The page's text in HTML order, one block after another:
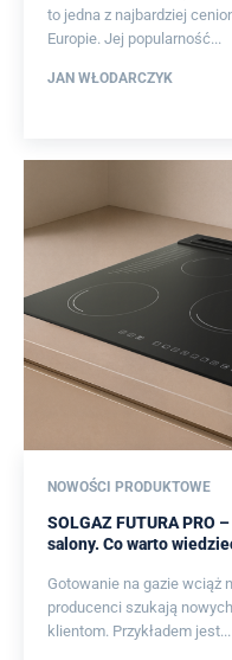
to jedna z najbardziej
Europie. Jej popularność...
JAN WŁODARCZYK
NOWOŚCI PRODUKTOWE
SOLGAZ FUTURA PRO
salony. Co warto
Gotowanie na gazie wciąż
producenci szukają
klientom. Przykładem jest...